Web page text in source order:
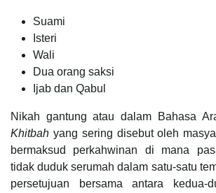
Suami
Isteri
Wali
Dua orang saksi
Ijab dan Qabul
Nikah gantung atau dalam Bahasa
Khitbah yang sering disebut oleh
bermaksud perkahwinan di mana
tidak duduk serumah dalam satu-satu
persetujuan bersama antara kedua-